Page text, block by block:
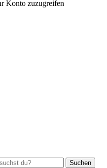
Konto zuzugreifen
Suchen